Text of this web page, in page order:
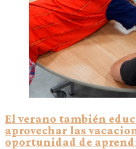
El verano también
aprovechar las
oportunidad de